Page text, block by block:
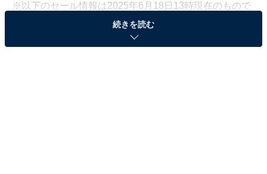
※以下のセール情報は2025年6月18日13時現在のもので
す。値段の変更、売り切れの場合もあります。
※本記事で紹介している商品の購入やサービスの利用により、売上の一部が
続きを読む